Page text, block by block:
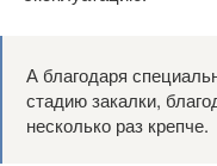
А благодаря
стадию закалки,
несколько раз крепче.